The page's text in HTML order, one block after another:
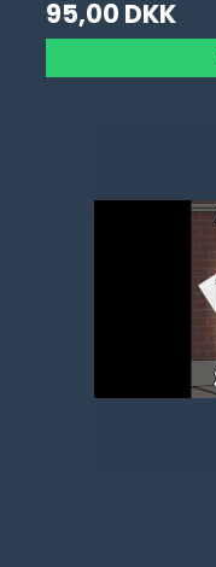
95,00 DKK